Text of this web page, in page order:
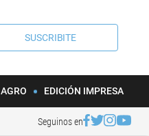
SUSCRIBITE
AGRO EDICIÓN IMPRESA
Seguinos en